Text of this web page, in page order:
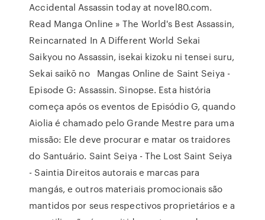
Accidental Assassin today at novel80.com.
Read Manga Online » The World's Best Assassin,
Reincarnated In A Different World Sekai
Saikyou no Assassin, isekai kizoku ni tensei suru,
Sekai saikō no Mangas Online de Saint Seiya -
Episode G: Assassin. Sinopse. Esta história
começa após os eventos de Episódio G, quando
Aiolia é chamado pelo Grande Mestre para uma
missão: Ele deve procurar e matar os traidores
do Santuário. Saint Seiya - The Lost Saint Seiya
- Saintia Direitos autorais e marcas para
mangás, e outros materiais promocionais são
mantidos por seus respectivos proprietários e a